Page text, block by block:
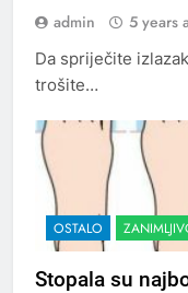
admin 5 years
Da spriječite
trošite…
OSTALO
Stopala su